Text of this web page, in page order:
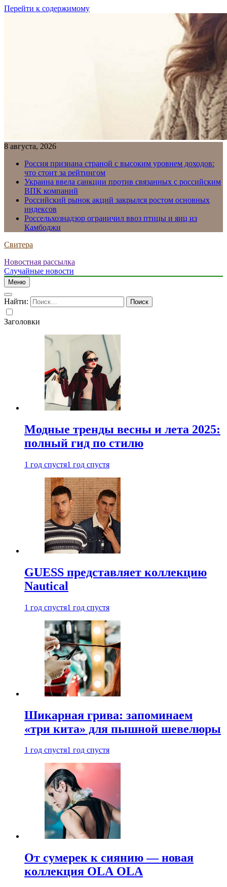
Перейти к содержимому
8 августа, 2026
Россия признана страной с высоким уровнем доходов:
что стоит за рейтингом
Украина ввела санкции против связанных с российским
ВПК компаний
Российский рынок акций закрылся ростом основных
индексов
Россельхознадзор ограничил ввоз птицы и яиц из
Камбоджи
Свитера
Новостная рассылка
Случайные новости
Меню
Найти:
Заголовки
Модные тренды весны и лета 2025:
полный гид по стилю
1 год спустя1 год спустя
GUESS представляет коллекцию
Nautical
1 год спустя1 год спустя
Шикарная грива: запоминаем
«три кита» для пышной шевелюры
1 год спустя1 год спустя
От сумерек к сиянию — новая
коллекция OLA OLA